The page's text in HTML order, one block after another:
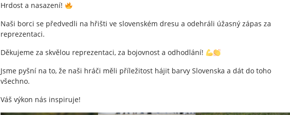
Hrdost a nasazení!
Naši borci se předvedli na hřišti ve slovenském dresu a odehráli úžasný zápas za
reprezentaci.
Děkujeme za skvělou reprezentaci, za bojovnost a odhodlání!
Jsme pyšní na to, že naši hráči měli příležitost hájit barvy Slovenska a dát do toho
všechno.
Váš výkon nás inspiruje!